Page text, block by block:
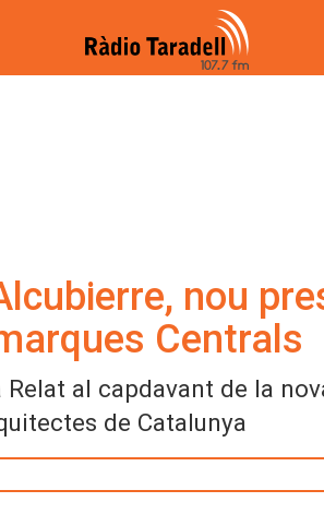
nou
Centrals
al capdavant de la
de Catalunya